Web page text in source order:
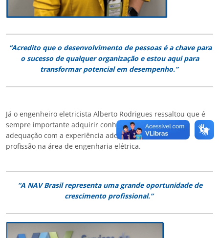
“Acredito que o desenvolvimento de pessoas é a chave para
o sucesso de qualquer organização e estou aqui para
transformar potencial em desempenho.”
Já o engenheiro eletricista Alberto Rodrigues ressaltou que é
sempre importante adquirir conhecimentos e procurar
adequação com a experiência adquirida nos 17 anos de
profissão na área de engenharia elétrica.
“A NAV Brasil representa uma grande oportunidade de
crescimento profissional.”